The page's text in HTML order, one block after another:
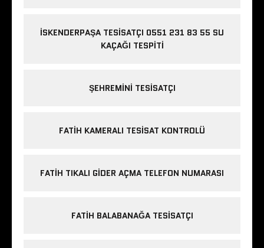
İSKENDERPAŞA TESISATÇI 0551 231 83 55 SU
KAÇAĞI TESPITI
ŞEHREMINI TESISATÇI
FATIH KAMERALI TESISAT KONTROLÜ
FATIH TIKALI GIDER AÇMA TELEFON NUMARASI
FATIH BALABANAĞA TESISATÇI